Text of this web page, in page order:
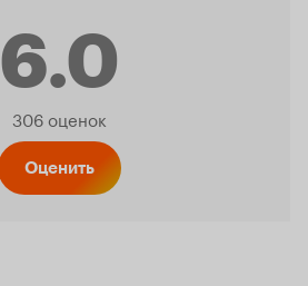
6.0
Рейтинг
306 оценок
Оценить